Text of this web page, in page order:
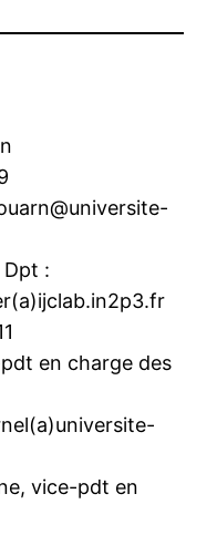
Dpt :
en charge des
vice-pdt en